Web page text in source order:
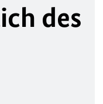
des